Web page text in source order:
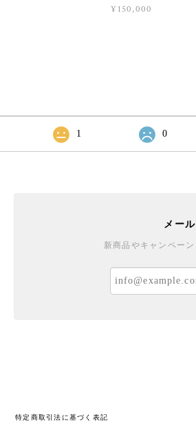
¥150,000
1 0
メー
新商品やキャンペー
特定商取引法に基づく表記